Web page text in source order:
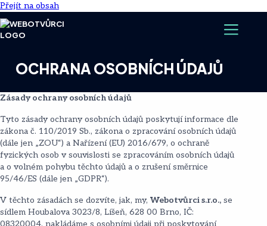
Přejít na obsah
OCHRANA OSOBNÍCH ÚDAJŮ
Zásady ochrany osobních údajů
Tyto zásady ochrany osobních údajů poskytují informace dle
zákona č. 110/2019 Sb., zákona o zpracování osobních údajů
(dále jen „ZOU“) a Nařízení (EU) 2016/679, o ochraně
fyzických osob v souvislosti se zpracováním osobních údajů
a o volném pohybu těchto údajů a o zrušení směrnice
95/46/ES (dále jen „GDPR“).
V těchto zásadách se dozvíte, jak, my, Webotvůrci s.r.o., se
sídlem Houbalova 3023/8, Líšeň, 628 00 Brno, IČ:
08320004, nakládáme s osobními údaji při poskytování